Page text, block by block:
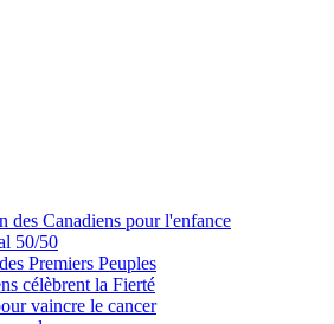
des Canadiens pour l'enfance
50/50
Premiers Peuples
célèbrent la Fierté
vaincre le cancer